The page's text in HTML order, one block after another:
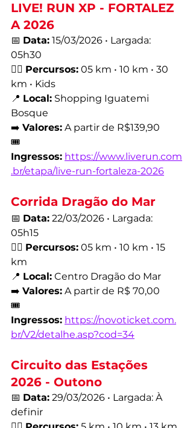
LIVE! RUN XP - FORTALEZ
A 2026
📅 Data: 15/03/2026 • Largada:
05h30
🏃‍♂️ Percursos: 05 km • 10 km • 30
km • Kids
📍 Local: Shopping Iguatemi
Bosque
➡️ Valores: A partir de R$139,90
🎟️
Ingressos: https://www.liverun.com
.br/etapa/live-run-fortaleza-2026
Corrida Dragão do Mar
📅 Data: 22/03/2026 • Largada:
05h15
🏃‍♂️ Percursos: 05 km • 10 km • 15
km
📍 Local: Centro Dragão do Mar
➡️ Valores: A partir de R$ 70,00
🎟️
Ingressos: https://novoticket.com.
br/V2/detalhe.asp?cod=34
Circuito das Estações
2026 - Outono
📅 Data: 29/03/2026 • Largada: À
definir